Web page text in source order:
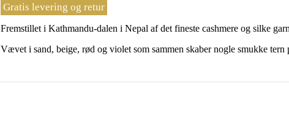
Gratis levering og retur
Fremstillet i Kathmandu-dalen i Nepal af det fineste cashmere og silke
Vævet i sand, beige, rød og violet som sammen skaber nogle smukke